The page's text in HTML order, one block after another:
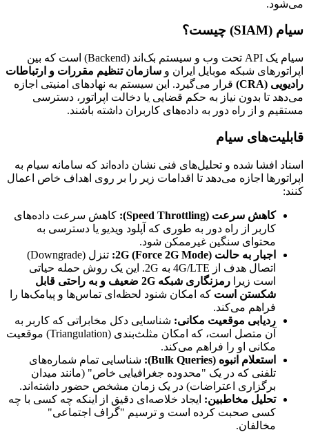
می‌شود.
سیام (SIAM) چیست؟
سیام یک API تحت وب و سیستم بک‌‌اند (Backend) است که بین
اپراتورهای شبکه موبایل ایران و سازمان تنظیم مقررات و ارتباطات
رادیویی (CRA)
قرار می‌گیرد. این سیستم به نهادهای امنیتی اجازه
می‌دهد تا بدون نیاز به حکم قضایی یا دخالت اپراتور، دسترسی
مستقیم و از راه دور به داده‌های کاربران داشته باشند.
قابلیت‌های سیام
اسناد افشا شده و تحلیل‌های فنی نشان داده‌اند که سامانه سیام به
اپراتورها اجازه می‌دهد تا اقدامات زیر را بر روی اهداف خاص اعمال
کنند:
کاهش سرعت (Speed Throttling):
کاهش سرعت داده‌های
کاربر از راه دور به طوری که آپلود ویدیو یا دسترسی به
محتوای سنگین غیرممکن شود.
اجبار به حالت 2G (Force 2G Mode):
تنزل (Downgrade)
اتصال هدف از 4G/LTE به 2G. این یک روش حمله حیاتی
است زیرا
رمزنگاری شبکه 2G ضعیف و به راحتی قابل
شکستن است که امکان شنود لحظه‌ای تماس‌ها و پیامک‌ها را
فراهم می‌کند.
ردیابی موقعیت مکانی: شناسایی دکل مخابراتی که کاربر به
آن متصل است، که امکان مثلث‌بندی (Triangulation) موقعیت
مکانی او را فراهم می‌کند.
استعلام انبوه (Bulk Queries):
شناسایی تمام شماره‌های
تلفنی که در یک "محدوده جغرافیایی خاص" (مانند میدان
برگزاری اعتراضات) در یک زمان مشخص حضور داشته‌اند.
تحلیل مخاطبین: ایجاد خلاصه‌ای دقیق از اینکه چه کسی با چه
کسی صحبت کرده است و ترسیم "گراف اجتماعی"
مخالفان.